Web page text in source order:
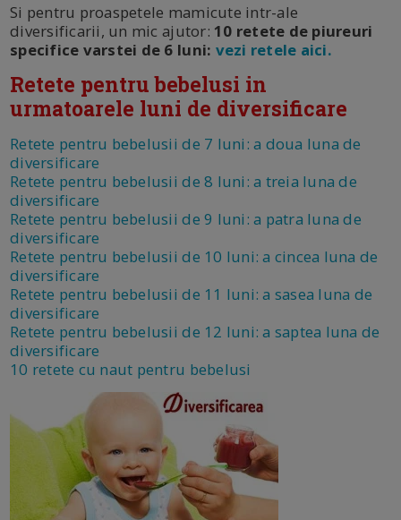
Si pentru proaspetele mamicute intr-ale
diversificarii, un mic ajutor: 10 retete de piureuri
specifice varstei de 6 luni: vezi retele aici.
Retete pentru bebelusi in
urmatoarele luni de diversificare
Retete pentru bebelusii de 7 luni: a doua luna de
diversificare
Retete pentru bebelusii de 8 luni: a treia luna de
diversificare
Retete pentru bebelusii de 9 luni: a patra luna de
diversificare
Retete pentru bebelusii de 10 luni: a cincea luna de
diversificare
Retete pentru bebelusii de 11 luni: a sasea luna de
diversificare
Retete pentru bebelusii de 12 luni: a saptea luna de
diversificare
10 retete cu naut pentru bebelusi